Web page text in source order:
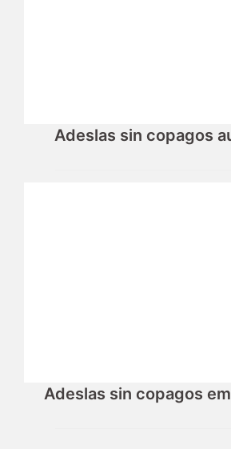
Adeslas sin copagos
Adeslas sin copagos